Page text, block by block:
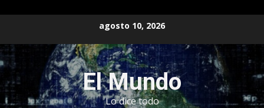
contenido
agosto 10, 2026
El Mundo
Lo dice todo